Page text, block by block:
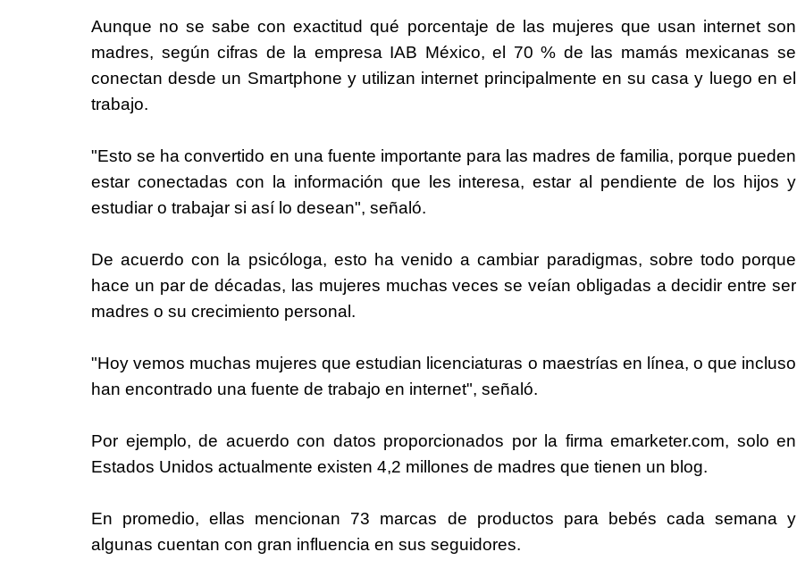
Aunque no se sabe con exactitud qué porcentaje de las mujeres que usan internet son
madres, según cifras de la empresa IAB México, el 70 % de las mamás mexicanas se
conectan desde un Smartphone y utilizan internet principalmente en su casa y luego en el
trabajo.
"Esto se ha convertido en una fuente importante para las madres de familia, porque pueden
estar conectadas con la información que les interesa, estar al pendiente de los hijos y
estudiar o trabajar si así lo desean", señaló.
De acuerdo con la psicóloga, esto ha venido a cambiar paradigmas, sobre todo porque
hace un par de décadas, las mujeres muchas veces se veían obligadas a decidir entre ser
madres o su crecimiento personal.
"Hoy vemos muchas mujeres que estudian licenciaturas o maestrías en línea, o que incluso
han encontrado una fuente de trabajo en internet", señaló.
Por ejemplo, de acuerdo con datos proporcionados por la firma emarketer.com, solo en
Estados Unidos actualmente existen 4,2 millones de madres que tienen un blog.
En promedio, ellas mencionan 73 marcas de productos para bebés cada semana y
algunas cuentan con gran influencia en sus seguidores.